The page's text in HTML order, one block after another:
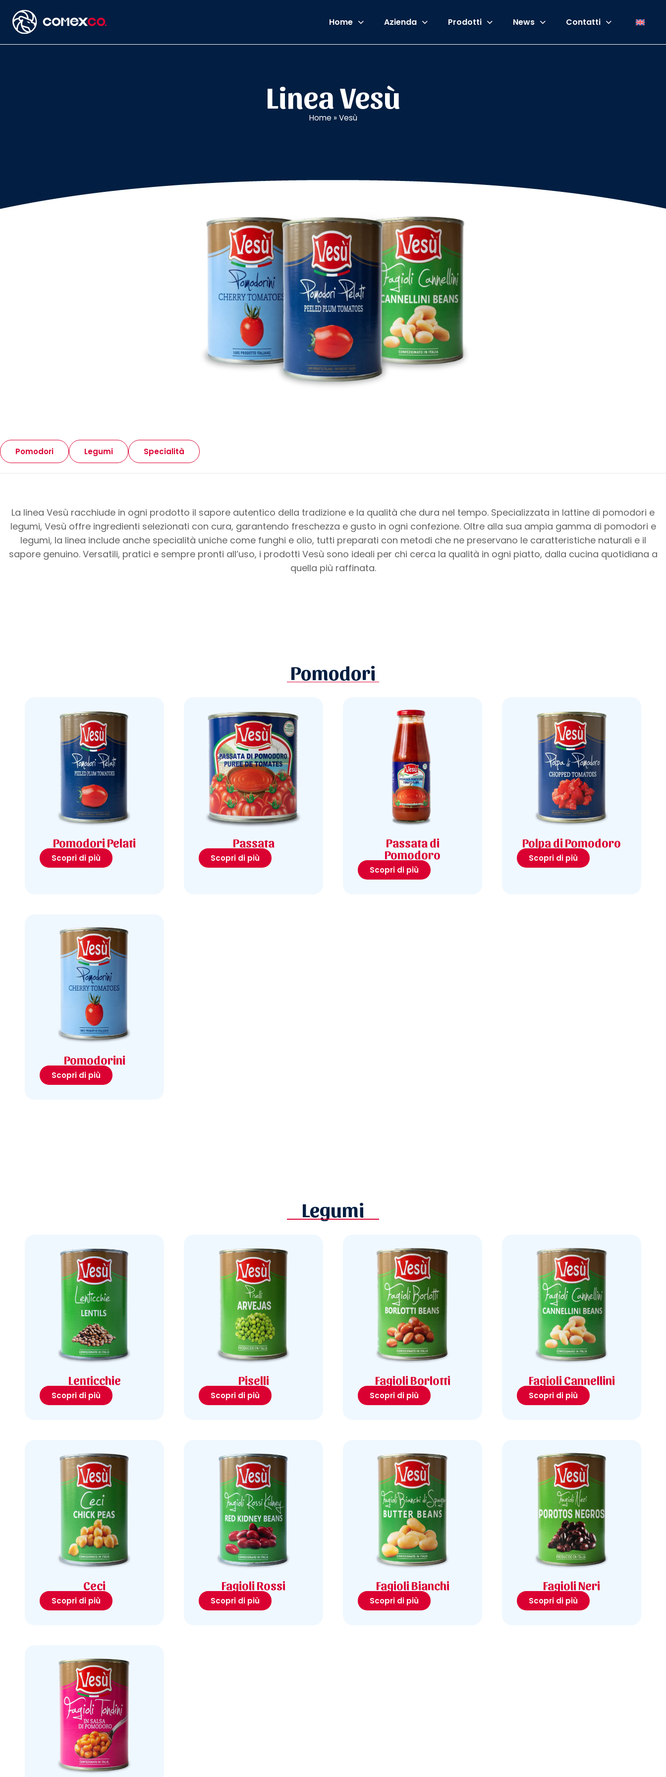
Home Azienda Prodotti News Contatti
Linea Vesù
Home »Vesù
Pomodori Legumi Specialità
La linea Vesù racchiude in ogni prodotto il sapore autentico della tradizione e la qualità che dura nel tempo. Specializzata in lattine di pomodori e
legumi, Vesù offre ingredienti selezionati con cura, garantendo freschezza e gusto in ogni confezione. Oltre alla sua ampia gamma di pomodori e
legumi, la linea include anche specialità uniche come funghi e olio, tutti preparati con metodi che ne preservano le caratteristiche naturali e il
sapore genuino. Versatili, pratici e sempre pronti all’uso, i prodotti Vesù sono ideali per chi cerca la qualità in ogni piatto, dalla cucina quotidiana a
quella più raffinata.
Pomodori
Pomodori Pelati
Scopri di più
Passata
Scopri di più
Passata di
Pomodoro
Scopri di più
Polpa di Pomodoro
Scopri di più
Pomodorini
Scopri di più
Legumi
Lenticchie
Scopri di più
Piselli
Scopri di più
Fagioli Borlotti
Scopri di più
Fagioli Cannellini
Scopri di più
Ceci
Scopri di più
Fagioli Rossi
Scopri di più
Fagioli Bianchi
Scopri di più
Fagioli Neri
Scopri di più